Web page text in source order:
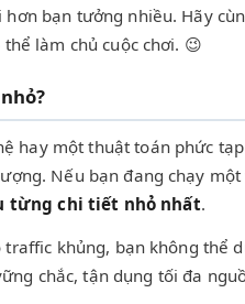
bạn tưởng nhiều. Hãy
làm chủ cuộc chơi. 😉
hay một thuật toán phức
Nếu bạn đang chạy
từng chi tiết nhỏ nhất.
khủng, bạn không
chắc, tận dụng tối đa